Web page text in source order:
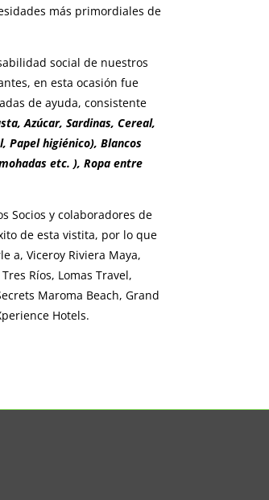
más primordiales de
social de nuestros
en esta ocasión fue
de ayuda, consistente
Azúcar, Sardinas, Cereal,
Papel higiénico), Blancos
etc. ), Ropa entre
Socios y colaboradores de
de esta vistita, por lo que
a, Viceroy Riviera Maya,
Ríos, Lomas Travel,
Maroma Beach, Grand
Hotels.